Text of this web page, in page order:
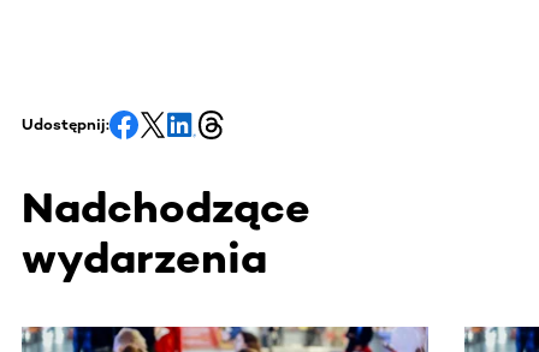
Udostępnij:
Nadchodzące
wydarzenia
Ta sekcja zawiera treści przewijane w poziomie. Użyj